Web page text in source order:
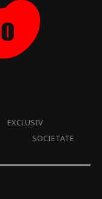
EXCLUSIV
SOCIETATE